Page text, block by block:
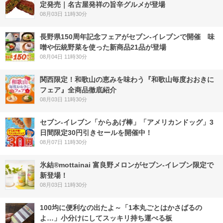
定発売｜名古屋発祥の旨辛グルメが登場
08月03日 11時30分
長野県150周年記念フェアがセブン-イレブンで開催 味
噌や伝統野菜を使った新商品21品が登場
08月04日 11時30分
関西限定！和歌山の恵みを味わう『和歌山毎度おおきに
フェア』全商品徹底紹介
08月03日 11時30分
セブン‐イレブン「からあげ棒」「アメリカンドッグ」3
日間限定30円引きセールを開催中！
08月07日 11時30分
氷結®mottainai 富良野メロンがセブン‐イレブン限定で
新登場！
08月03日 11時30分
100均に便利なの出たよ～「1本丸ごとはかさばるの
よ…」小分けにしてスッキリ持ち運べる板